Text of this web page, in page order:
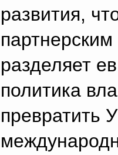
развития,
разделяет
политика
превратить